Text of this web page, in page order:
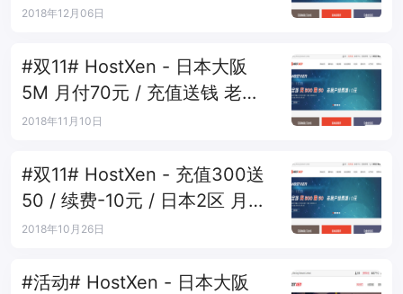
架构
2018年12月06日
#双11# HostXen - 日本大阪
5M 月付70元 / 充值送钱 老客
户续费-10元
2018年11月10日
#双11# HostXen - 充值300送
50 / 续费-10元 / 日本2区 月付
70元
2018年10月26日
#活动# HostXen - 日本大阪